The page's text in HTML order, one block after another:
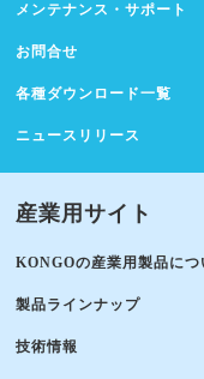
メンテナンス・サポート
お問合せ
各種ダウンロード一覧
ニュースリリース
産業用サイト
KONGOの産業用製品につ
製品ラインナップ
技術情報